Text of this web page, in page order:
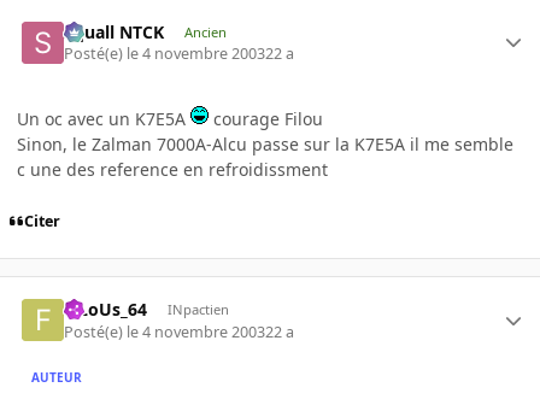
Squall NTCK Ancien
Posté(e) le 4 novembre 200322 a
Un oc avec un K7E5A
courage Filou
Sinon, le Zalman 7000A-Alcu passe sur la K7E5A il me semble
c une des reference en refroidissment
Citer
FiLoUs_64 INpactien
Posté(e) le 4 novembre 200322 a
AUTEUR